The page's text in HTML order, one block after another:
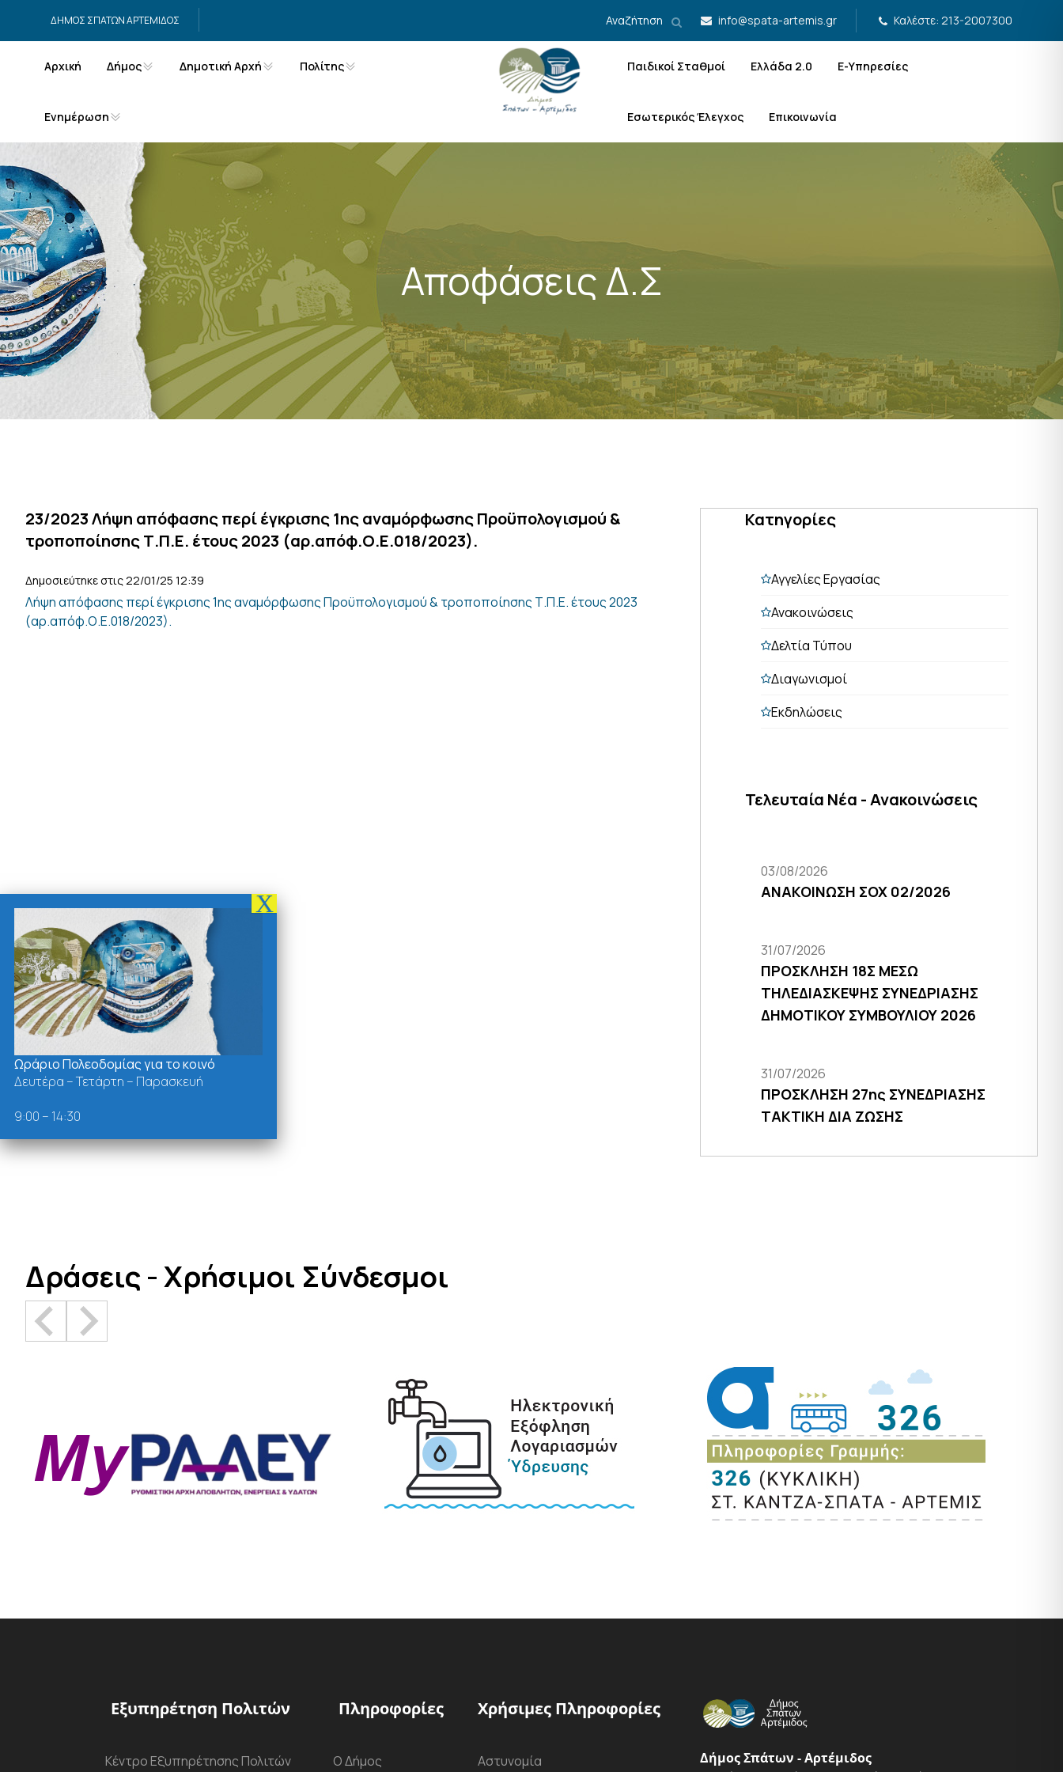
ΔΗΜΟΣ ΣΠΑΤΩΝ ΑΡΤΕΜΙΔΟΣ Αναζήτηση info@spata-artemis.gr Καλέστε: 213-2007300
Αρχική Δήμος Δημοτική Αρχή Πολίτης
Ενημέρωση
Παιδικοί Σταθμοί Ελλάδα 2.0 Ε-Υπηρεσίες
Εσωτερικός Έλεγχος Επικοινωνία
Αποφάσεις Δ.Σ
23/2023 Λήψη απόφασης περί έγκρισης 1ης αναμόρφωσης Προϋπολογισμού &
τροποποίησης Τ.Π.Ε. έτους 2023 (αρ.απόφ.Ο.Ε.018/2023).
Δημοσιεύτηκε στις 22/01/25 12:39
Λήψη απόφασης περί έγκρισης 1ης αναμόρφωσης Προϋπολογισμού & τροποποίησης Τ.Π.Ε. έτους 2023
(αρ.απόφ.Ο.Ε.018/2023).
Κατηγορίες
Αγγελίες Εργασίας
Ανακοινώσεις
Δελτία Τύπου
Διαγωνισμοί
Εκδηλώσεις
Τελευταία Νέα - Ανακοινώσεις
03/08/2026
ΑΝΑΚΟΙΝΩΣΗ ΣΟΧ 02/2026
31/07/2026
ΠΡΟΣΚΛΗΣΗ 18Σ ΜΕΣΩ
ΤΗΛΕΔΙΑΣΚΕΨΗΣ ΣΥΝΕΔΡΙΑΣΗΣ
ΔΗΜΟΤΙΚΟΥ ΣΥΜΒΟΥΛΙΟΥ 2026
31/07/2026
ΠΡΟΣΚΛΗΣΗ 27ης ΣΥΝΕΔΡΙΑΣΗΣ
ΤΑΚΤΙΚΗ ΔΙΑ ΖΩΣΗΣ
Δράσεις - Χρήσιμοι Σύνδεσμοι
Εξυπηρέτηση Πολιτών
Κέντρο Εξυπηρέτησης Πολιτών
Πληροφορίες
Ο Δήμος
Χρήσιμες Πληροφορίες
Αστυνομία
Δήμος Σπάτων - Αρτέμιδος
Ωράριο Πολεοδομίας για το κοινό
Δευτέρα – Τετάρτη – Παρασκευή
9:00 – 14:30